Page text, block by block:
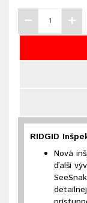
RIDGID
Nová
ďalší